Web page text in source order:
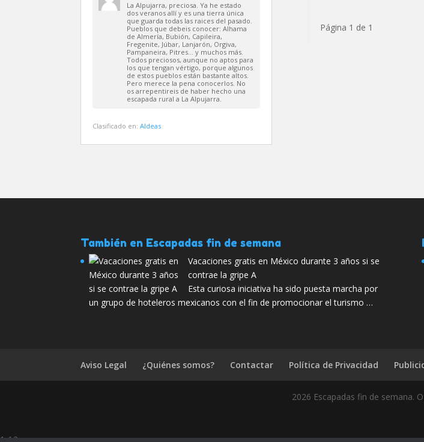
La Alpujarra, preciosa. Ya he estado
dos veranos allí y es una tierra única
que guarda todas las raices del pasado.
Pueblos que debeis conocer: Alhama
de Almería, Bubión, Capileira,
Fregenite, Júbar, Lanjarón, Orgiva,
Pampaneira, Pitres… y muchos más.
Todos preciosos, aunque no aptos para
los que tengan vértigo, porque algunos
de estos pueblos están bastante altos.
Pero merece la pena conocerlos. No
os arrepentireis de haber hecho una
escapada rural a La Alpujarra.
Clasificado en:Aldeas
Página 1 de 1
También en Escapadas fin de semana
Vacaciones gratis en México durante 3 años si se
contrae la gripe A
Esta curiosa iniciativa ha sido puesta marcha por
un grupo de hoteleros mexicanos con el fin de promocionar el turismo …
Aviso Legal ¿Quiénes somos? Contactar Política de Privacidad
2026 Escapadas fin de semana.
1.4.2